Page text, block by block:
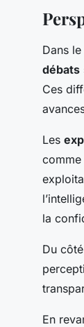
Dans
débats
Ces
Les
comme
la
Du
En